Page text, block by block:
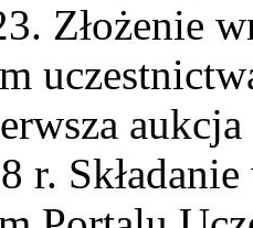
Złożenie
r.